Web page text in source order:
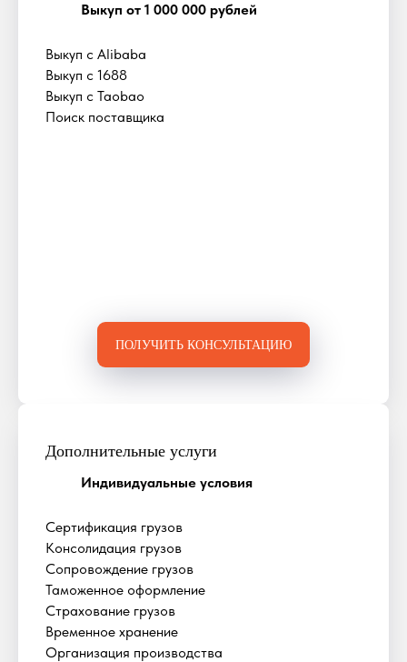
Выкуп от 1 000 000 рублей
Выкуп с Alibaba
Выкуп с 1688
Выкуп с Taobao
Поиск поставщика
ПОЛУЧИТЬ КОНСУЛЬТАЦИЮ
Дополнительные услуги
Индивидуальные условия
Сертификация грузов
Консолидация грузов
Сопровождение грузов
Таможенное оформление
Страхование грузов
Временное хранение
Организация производства